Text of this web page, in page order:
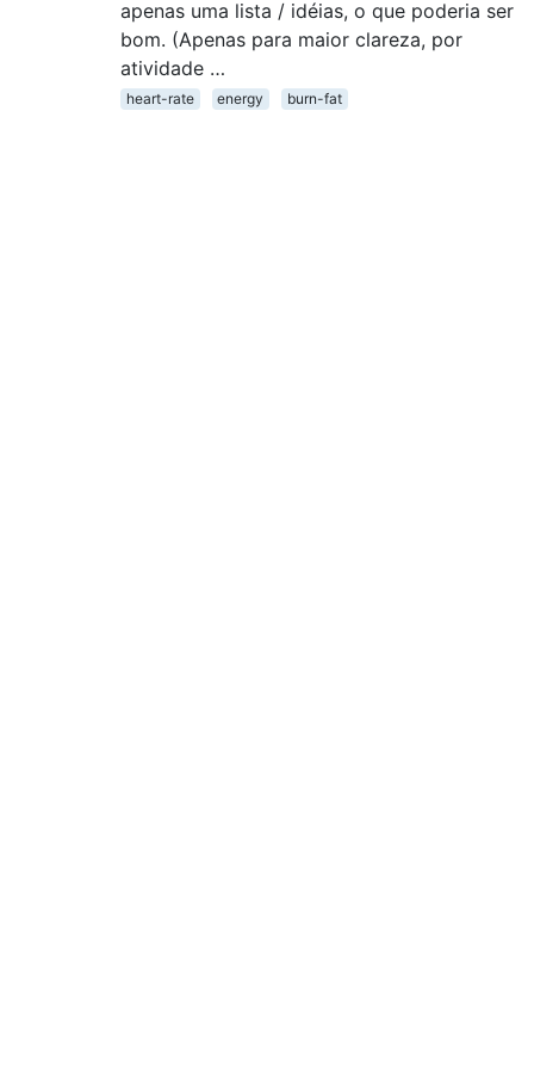
apenas uma lista / idéias, o que poderia ser
bom. (Apenas para maior clareza, por
atividade …
heart-rate energy burn-fat